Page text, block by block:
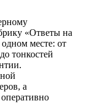
«Ответы на
месте: от
тонкостей
а